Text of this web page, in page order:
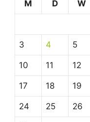
M
D W
3 4 5
10 11 12
17 18 19
24 25 26